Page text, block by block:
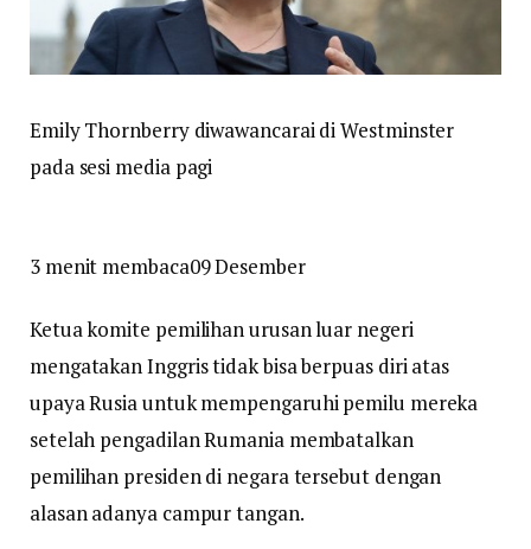
Emily Thornberry diwawancarai di Westminster
pada sesi media pagi
3 menit membaca09 Desember
Ketua komite pemilihan urusan luar negeri
mengatakan Inggris tidak bisa berpuas diri atas
upaya Rusia untuk mempengaruhi pemilu mereka
setelah pengadilan Rumania membatalkan
pemilihan presiden di negara tersebut dengan
alasan adanya campur tangan.